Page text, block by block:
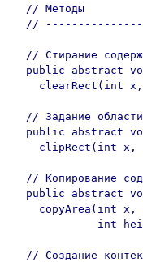
  // Методы
//
// Стирание
public abstract
clearRect(int
// Задание
public abstract
clipRect(int x,
// Копирование
public abstract
copyArea(int x,
int
// Создание